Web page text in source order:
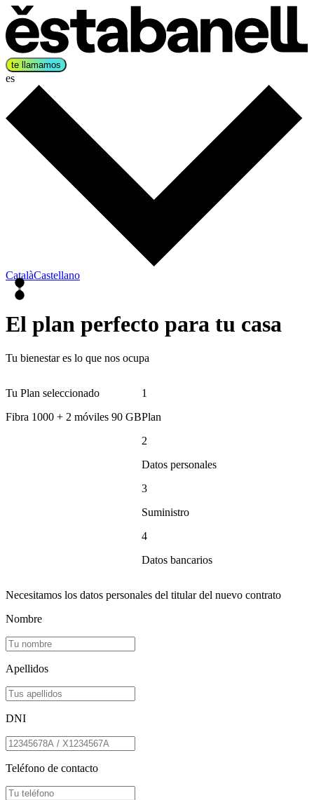
te llamamos
es
CatalàCastellano
El plan perfecto para tu casa
Tu bienestar es lo que nos ocupa
Tu Plan seleccionado
Fibra 1000 + 2 móviles 90 GB
1
Plan
2
Datos personales
3
Suministro
4
Datos bancarios
Necesitamos los datos personales del titular del nuevo contrato
Nombre
Apellidos
DNI
Teléfono de contacto